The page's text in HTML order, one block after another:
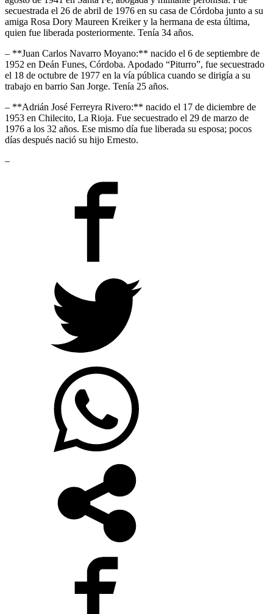
secuestrada el 26 de abril de 1976 en su casa de Córdoba junto a su
amiga Rosa Dory Maureen Kreiker y la hermana de esta última,
quien fue liberada posteriormente. Tenía 34 años.
– **Juan Carlos Navarro Moyano:** nacido el 6 de septiembre de
1952 en Deán Funes, Córdoba. Apodado “Piturro”, fue secuestrado
el 18 de octubre de 1977 en la vía pública cuando se dirigía a su
trabajo en barrio San Jorge. Tenía 25 años.
– **Adrián José Ferreyra Rivero:** nacido el 17 de diciembre de
1953 en Chilecito, La Rioja. Fue secuestrado el 29 de marzo de
1976 a los 32 años. Ese mismo día fue liberada su esposa; pocos
días después nació su hijo Ernesto.
–